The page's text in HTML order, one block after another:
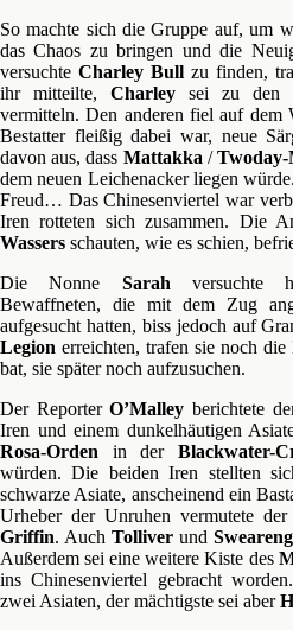
So machte sich die Gruppe auf, um
das Chaos zu bringen und die
versuchte Charley Bullzu finden,
ihr mitteilte, Charley sei zu den
vermitteln. Den anderen fiel auf dem
Bestatter fleißig dabei war, neue
davon aus, dass Mattakka /
dem neuen Leichenacker liegen
Freud… Das Chinesenviertel war
Iren rotteten sich zusammen. Die
Wassers schauten, wie es schien,
Die Nonne Sarah versuchte
Bewaffneten, die mit dem Zug
aufgesucht hatten, biss jedoch auf
Legion erreichten, trafen sie noch
bat, sie später noch aufzusuchen.
Der ReporterO’Malley berichtete
Iren und einem dunkelhäutigen
Rosa-Orden in der Blackwater-
würden. Die beiden Iren stellten
schwarze Asiate, anscheinend ein
Urheber der Unruhen vermutete der
Griffin. Auch Tolliverund
Außerdem sei eine weitere Kiste des
ins Chinesenviertel gebracht
zwei Asiaten, der mächtigste sei aber